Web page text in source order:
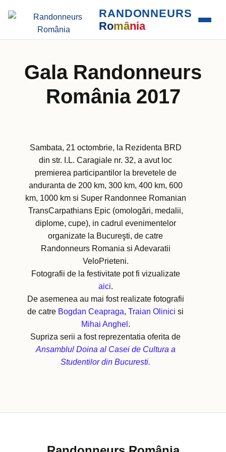
RANDONNEURS
România
Gala Randonneurs
România 2017
Sambata, 21 octombrie, la Rezidenta BRD
din str. I.L. Caragiale nr. 32, a avut loc
premierea participantilor la brevetele de
anduranta de 200 km, 300 km, 400 km, 600
km, 1000 km si Super Randonnee Romanian
TransCarpathians Epic (omologări, medalii,
diplome, cupe), in cadrul evenimentelor
organizate la Bucureşti, de catre
Randonneurs Romania si Adevaratii
VeloPrieteni.
Fotografii de la festivitate pot fi vizualizate
aici.
De asemenea au mai fost realizate fotografii
de catre Bogdan Ceapraga, Traian Olinici si
Mihai Anghel .
Supriza serii a fost reprezentatia oferita de
Ansamblul Doina al Casei de Cultura a
Studentilor din Bucuresti.